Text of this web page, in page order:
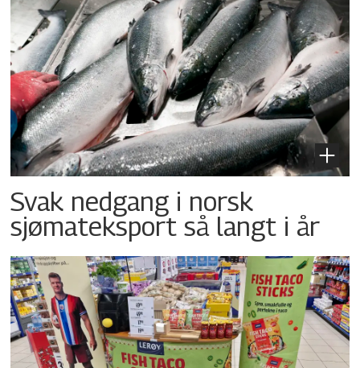
Svak nedgang i norsk
sjømateksport så langt i år